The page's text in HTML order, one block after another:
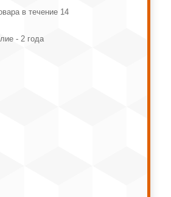
в тeчeниe 14
- 2 года